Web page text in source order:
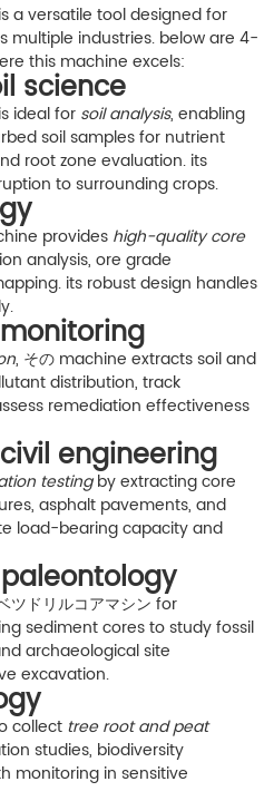
is a versatile tool designed for
multiple industries. below are 4-
this machine excels:
science
ideal for soil analysis, enabling
soil samples for nutrient
root zone evaluation. its
to surrounding crops.
provides high-quality core
analysis, ore grade
its robust design handles
, その machine extracts soil and
distribution, track
remediation effectiveness
engineering
testingby extracting core
asphalt pavements, and
load-bearing capacity and
ドリルコアマシン for
sediment cores to study fossil
archaeological site
excavation.
collect tree root and peat
studies, biodiversity
monitoring in sensitive